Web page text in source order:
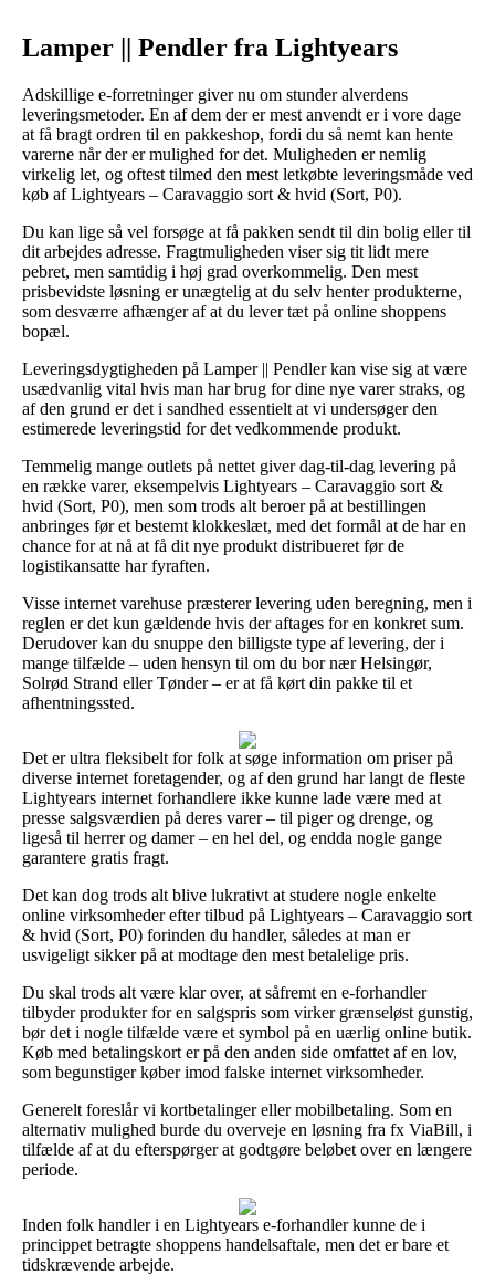
Lamper || Pendler fra Lightyears
Adskillige e-forretninger giver nu om stunder alverdens
leveringsmetoder. En af dem der er mest anvendt er i vore dage
at få bragt ordren til en pakkeshop, fordi du så nemt kan hente
varerne når der er mulighed for det. Muligheden er nemlig
virkelig let, og oftest tilmed den mest letkøbte leveringsmåde ved
køb af Lightyears – Caravaggio sort & hvid (Sort, P0).
Du kan lige så vel forsøge at få pakken sendt til din bolig eller til
dit arbejdes adresse. Fragtmuligheden viser sig tit lidt mere
pebret, men samtidig i høj grad overkommelig. Den mest
prisbevidste løsning er unægtelig at du selv henter produkterne,
som desværre afhænger af at du lever tæt på online shoppens
bopæl.
Leveringsdygtigheden på Lamper || Pendler kan vise sig at være
usædvanlig vital hvis man har brug for dine nye varer straks, og
af den grund er det i sandhed essentielt at vi undersøger den
estimerede leveringstid for det vedkommende produkt.
Temmelig mange outlets på nettet giver dag-til-dag levering på
en række varer, eksempelvis Lightyears – Caravaggio sort &
hvid (Sort, P0), men som trods alt beroer på at bestillingen
anbringes før et bestemt klokkeslæt, med det formål at de har en
chance for at nå at få dit nye produkt distribueret før de
logistikansatte har fyraften.
Visse internet varehuse præsterer levering uden beregning, men i
reglen er det kun gældende hvis der aftages for en konkret sum.
Derudover kan du snuppe den billigste type af levering, der i
mange tilfælde – uden hensyn til om du bor nær Helsingør,
Solrød Strand eller Tønder – er at få kørt din pakke til et
afhentningssted.
Det er ultra fleksibelt for folk at søge information om priser på
diverse internet foretagender, og af den grund har langt de fleste
Lightyears internet forhandlere ikke kunne lade være med at
presse salgsværdien på deres varer – til piger og drenge, og
ligeså til herrer og damer – en hel del, og endda nogle gange
garantere gratis fragt.
Det kan dog trods alt blive lukrativt at studere nogle enkelte
online virksomheder efter tilbud på Lightyears – Caravaggio sort
& hvid (Sort, P0) forinden du handler, således at man er
usvigeligt sikker på at modtage den mest betalelige pris.
Du skal trods alt være klar over, at såfremt en e-forhandler
tilbyder produkter for en salgspris som virker grænseløst gunstig,
bør det i nogle tilfælde være et symbol på en uærlig online butik.
Køb med betalingskort er på den anden side omfattet af en lov,
som begunstiger køber imod falske internet virksomheder.
Generelt foreslår vi kortbetalinger eller mobilbetaling. Som en
alternativ mulighed burde du overveje en løsning fra fx ViaBill, i
tilfælde af at du efterspørger at godtgøre beløbet over en længere
periode.
Inden folk handler i en Lightyears e-forhandler kunne de i
princippet betragte shoppens handelsaftale, men det er bare et
tidskrævende arbejde.